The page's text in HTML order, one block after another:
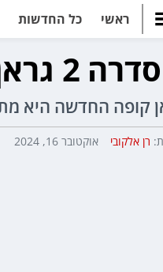
ראשי כל החדשות
החדשה נחשפת
רן אלקובי אוקטובר 16, 2024